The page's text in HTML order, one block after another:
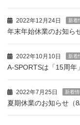
2022年12月24日 新着
年末年始休業のお知ら
2022年10月10日 新着
A-SPORTSは「15周年
2022年7月25日 新着情
夏期休業のお知らせ（